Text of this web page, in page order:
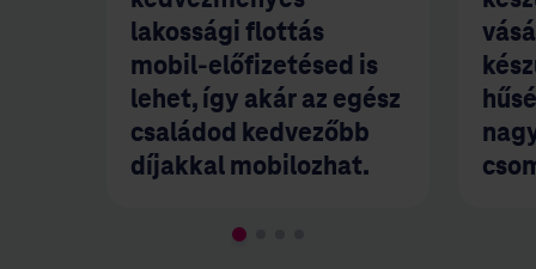
lakossági flottás
mobil-előfizetésed is
lehet, így akár az egész
családod kedvezőbb
díjakkal mobilozhat.